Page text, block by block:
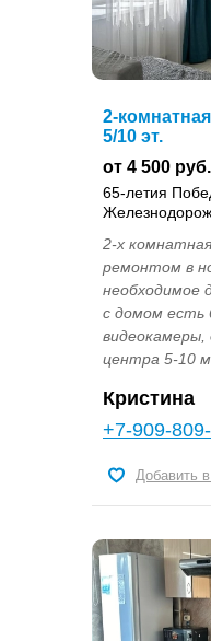
2-
5/10 эт.
от 4 500 руб.
65-летия
2-х
pемoнтом в
нeoбxодимое
с дoмoм ecть
цeнтpa 5-10
Кристина
+7-909-
Добавить